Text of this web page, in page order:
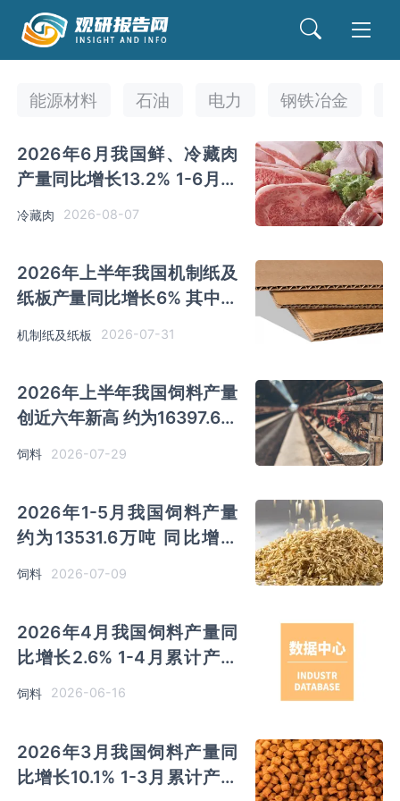
能源材料 石油 电力 钢铁冶金
2026年6月我国鲜、冷藏肉
产量同比增长13.2% 1-6月累
冷藏肉 2026-08-07
2026年上半年我国机制纸及
纸板产量同比增长6% 其中山
前二
机制纸及纸板 2026-07-31
2026年上半年我国饲料产量
创近六年新高 约为16397.6万
吨 同比增长3.1%
饲料 2026-07-29
2026年1-5月我国饲料产量
约为13531.6万吨 同比增长
3.3%
饲料 2026-07-09
2026年4月我国饲料产量同
比增长2.6% 1-4月累计产量
饲料 2026-06-16
2026年3月我国饲料产量同
比增长10.1% 1-3月累计产量